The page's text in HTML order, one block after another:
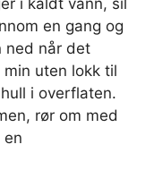
en gang og
ned når det
min uten lokk til
i overflaten.
rør om med
en